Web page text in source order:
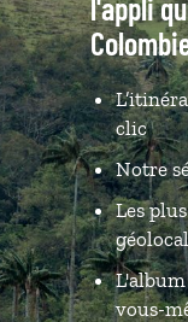
clic
Notre
Les
vous-